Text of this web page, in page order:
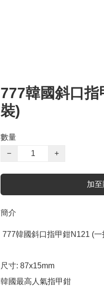
777韓國斜口
裝)
數量
−
+
加
簡介
尺寸: 87x15mm
韓國最高